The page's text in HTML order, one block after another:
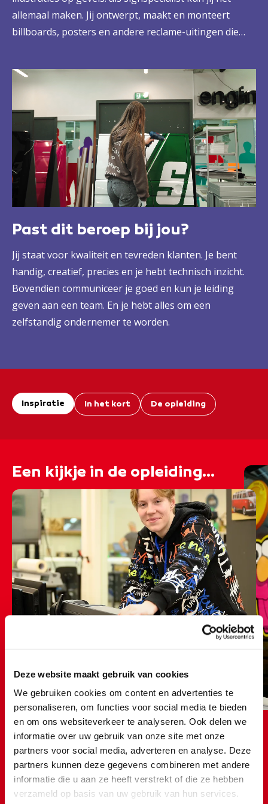
Deze website maakt gebruik van cookies
We gebruiken cookies om content en advertenties te
personaliseren, om functies voor social media te bieden
en om ons websiteverkeer te analyseren. Ook delen we
informatie over uw gebruik van onze site met onze
partners voor social media, adverteren en analyse. Deze
partners kunnen deze gegevens combineren met andere
informatie die u aan ze heeft verstrekt of die ze hebben
verzameld op basis van uw gebruik van hun services.
allemaal maken. Jij ontwerpt, maakt en monteert
billboards, posters en andere reclame-uitingen die
hoe je al die projecten zelfstandig tot een succes
Past dit beroep bij jou?
Jij staat voor kwaliteit en tevreden klanten. Je bent
handig, creatief, precies en je hebt technisch inzicht.
Bovendien communiceer je goed en kun je leiding
geven aan een team. En je hebt alles om een
zelfstandig ondernemer te worden.
Inspiratie In het kort De opleiding
Een kijkje in de opleiding...
Student Hidde laat je zien hoe signing werkt!
👀